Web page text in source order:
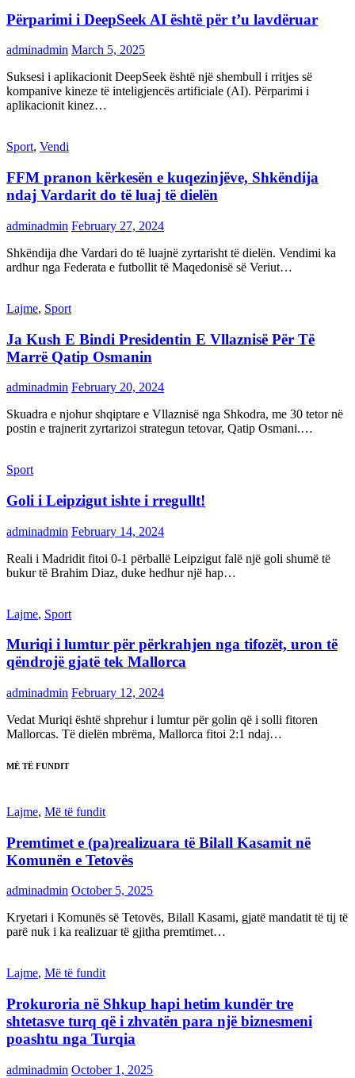
Përparimi i DeepSeek AI është për t’u lavdëruar
adminadmin March 5, 2025
Suksesi i aplikacionit DeepSeek është një shembull i rritjes së
kompanive kineze të inteligjencës artificiale (AI). Përparimi i
aplikacionit kinez…
Sport, Vendi
FFM pranon kërkesën e kuqezinjëve, Shkëndija
ndaj Vardarit do të luaj të dielën
adminadmin February 27, 2024
Shkëndija dhe Vardari do të luajnë zyrtarisht të dielën. Vendimi ka
ardhur nga Federata e futbollit të Maqedonisë së Veriut…
Lajme, Sport
Ja Kush E Bindi Presidentin E Vllaznisë Për Të
Marrë Qatip Osmanin
adminadmin February 20, 2024
Skuadra e njohur shqiptare e Vllaznisë nga Shkodra, me 30 tetor në
postin e trajnerit zyrtarizoi strategun tetovar, Qatip Osmani.…
Sport
Goli i Leipzigut ishte i rregullt!
adminadmin February 14, 2024
Reali i Madridit fitoi 0-1 përballë Leipzigut falë një goli shumë të
bukur të Brahim Diaz, duke hedhur një hap…
Lajme, Sport
Muriqi i lumtur për përkrahjen nga tifozët, uron të
qëndrojë gjatë tek Mallorca
adminadmin February 12, 2024
Vedat Muriqi është shprehur i lumtur për golin që i solli fitoren
Mallorcas. Të dielën mbrëma, Mallorca fitoi 2:1 ndaj…
MË TË FUNDIT
Lajme, Më të fundit
Premtimet e (pa)realizuara të Bilall Kasamit në
Komunën e Tetovës
adminadmin October 5, 2025
Kryetari i Komunës së Tetovës, Bilall Kasami, gjatë mandatit të tij të
parë nuk i ka realizuar të gjitha premtimet…
Lajme, Më të fundit
Prokuroria në Shkup hapi hetim kundër tre
shtetasve turq që i zhvatën para një biznesmeni
poashtu nga Turqia
adminadmin October 1, 2025